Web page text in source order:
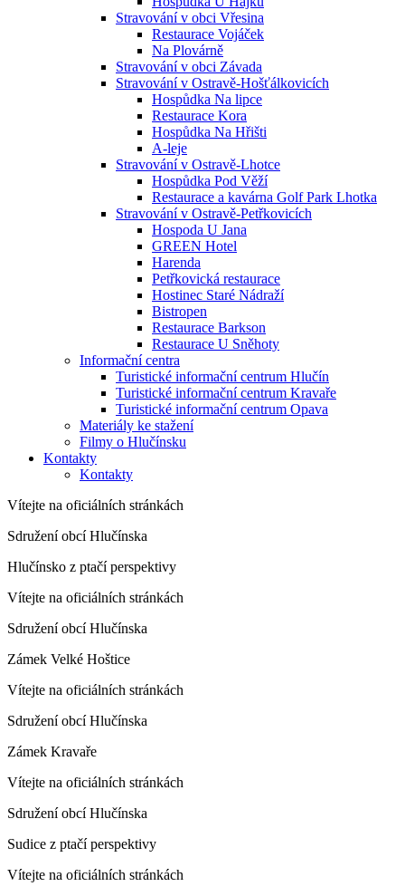
Stravování v obci Vřesina
Restaurace Vojáček
Na Plovárně
Stravování v obci Závada
Stravování v Ostravě-Hošťálkovicích
Hospůdka Na lipce
Restaurace Kora
Hospůdka Na Hřišti
A-leje
Stravování v Ostravě-Lhotce
Hospůdka Pod Věží
Restaurace a kavárna Golf Park Lhotka
Stravování v Ostravě-Petřkovicích
Hospoda U Jana
GREEN Hotel
Harenda
Petřkovická restaurace
Hostinec Staré Nádraží
Bistropen
Restaurace Barkson
Restaurace U Sněhoty
Informační centra
Turistické informační centrum Hlučín
Turistické informační centrum Kravaře
Turistické informační centrum Opava
Materiály ke stažení
Filmy o Hlučínsku
Kontakty
Kontakty
Vítejte na oficiálních stránkách
Sdružení obcí Hlučínska
Hlučínsko z ptačí perspektivy
Vítejte na oficiálních stránkách
Sdružení obcí Hlučínska
Zámek Velké Hoštice
Vítejte na oficiálních stránkách
Sdružení obcí Hlučínska
Zámek Kravaře
Vítejte na oficiálních stránkách
Sdružení obcí Hlučínska
Sudice z ptačí perspektivy
Vítejte na oficiálních stránkách